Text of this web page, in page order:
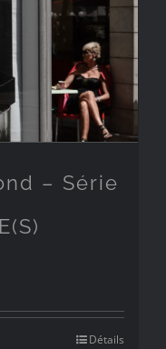
– Série
Détails